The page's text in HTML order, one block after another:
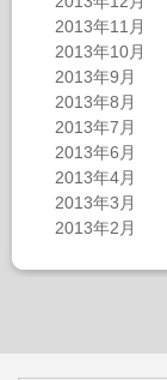
2013年11月
2013年10月
2013年9月
2013年8月
2013年7月
2013年6月
2013年4月
2013年3月
2013年2月